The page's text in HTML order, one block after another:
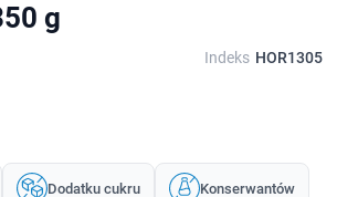
g
Indeks HOR1305
Dodatku cukru Konserwantów